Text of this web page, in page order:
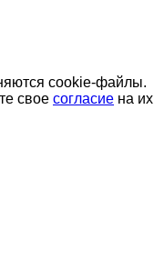
cookie-файлы.
свое согласие на их